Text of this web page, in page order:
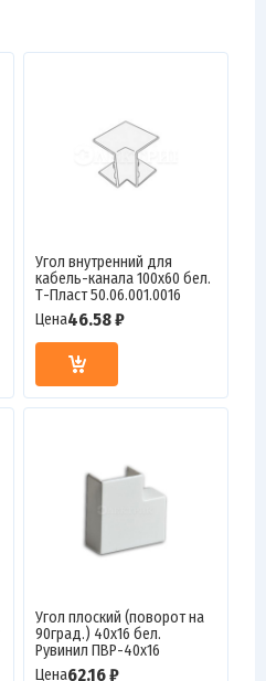
Угол внутренний для
кабель-канала 100х60 бел.
Т-Пласт 50.06.001.0016
Цена46.58 ₽
Угол плоский (поворот на
90град.) 40х16 бел.
Рувинил ПВР-40х16
Цена62.16 ₽